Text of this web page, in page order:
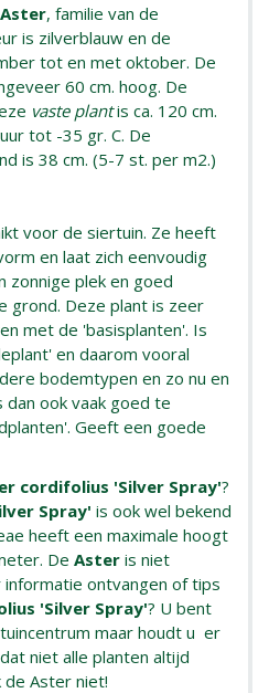
Aster, familie van de
is zilverblauw en de
tot en met oktober. De
60 cm. hoog. De
vaste plantis ca. 120 cm.
tot -35 gr. C. De
is 38 cm. (5-7 st. per m2.)
voor de siertuin. Ze heeft
en laat zich eenvoudig
zonnige plek en goed
grond. Deze plant is zeer
met de 'basisplanten'. Is
en daarom vooral
bodemtypen en zo nu en
dan ook vaak goed te
Geeft een goede
cordifolius 'Silver Spray'?
Spray' is ook wel bekend
heeft een maximale hoogt
De Aster is niet
ontvangen of tips
'Silver Spray'? U bent
maar houdt u er
niet alle planten altijd
de Aster niet!